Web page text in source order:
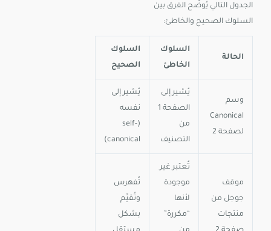
الجدول التالي يُوضّح الفرق بين
السلوك الصحيح والخاطئ:
الحالة
السلوك
الخاطئ
السلوك
الصحيح
وسم
Canonical
لصفحة 2
يُشير إلى
الصفحة 1
من
التصنيف
يُشير إلى
نفسه
(self-
canonical)
موقف
جوجل من
منتجات
تُعتبر غير
موجودة
لأنها
“مكررة”
تُفهرس
وتُقيَّم
بشكل